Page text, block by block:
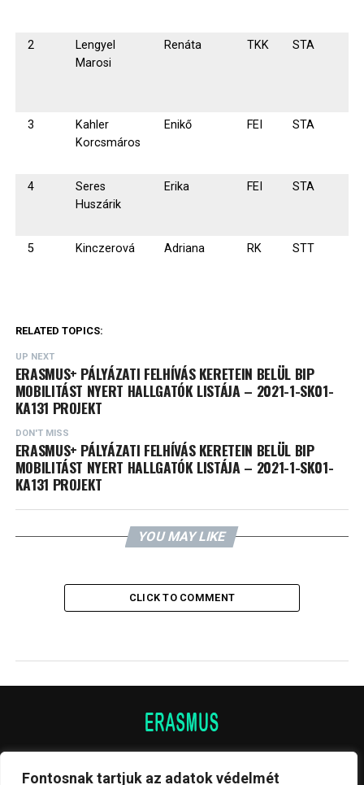
Fontosnak tartjuk az adatok védelmét
2
Lengyel
Marosi
Renáta TKK STA
3
Kahler
Korcsmáros
Enikő FEI STA
4
Seres
Huszárik
Erika FEI STA
5 Kinczerová Adriana RK STT
RELATED TOPICS:
UP NEXT
ERASMUS+ PÁLYÁZATI FELHÍVÁS KERETEIN BELÜL BIP
MOBILITÁST NYERT HALLGATÓK LISTÁJA – 2021-1-SK01-
KA131 PROJEKT
DON'T MISS
ERASMUS+ PÁLYÁZATI FELHÍVÁS KERETEIN BELÜL BIP
MOBILITÁST NYERT HALLGATÓK LISTÁJA – 2021-1-SK01-
KA131 PROJEKT
YOU MAY LIKE
CLICK TO COMMENT